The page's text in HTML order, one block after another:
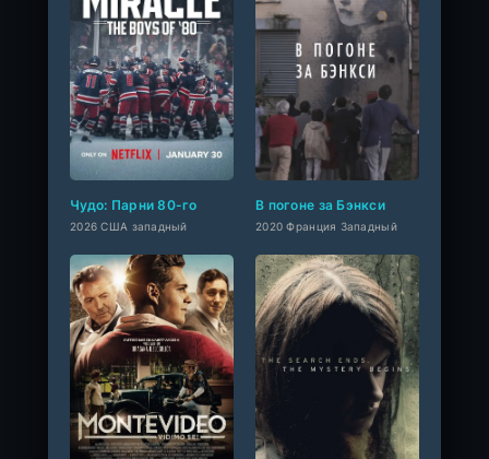
Чудо: Парни 80-го
2026 США западный
В погоне за Бэнкси
2020 Франция Западный